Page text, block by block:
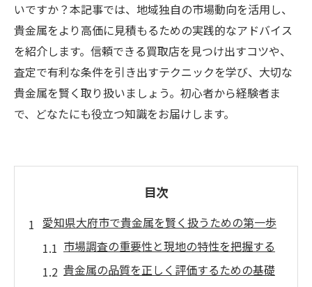
いですか？本記事では、地域独自の市場動向を活用し、
貴金属をより高価に見積もるための実践的なアドバイス
を紹介します。信頼できる買取店を見つけ出すコツや、
査定で有利な条件を引き出すテクニックを学び、大切な
貴金属を賢く取り扱いましょう。初心者から経験者ま
で、どなたにも役立つ知識をお届けします。
目次
愛知県大府市で貴金属を賢く扱うための第一歩
市場調査の重要性と現地の特性を把握する
貴金属の品質を正しく評価するための基礎